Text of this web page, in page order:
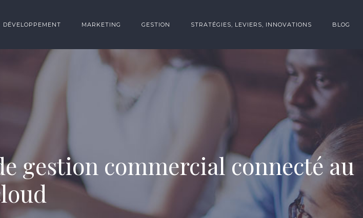
DÉVELOPPEMENT MARKETING GESTION STRATÉGIES, LEVIERS, INNOVATIONS BLOG
gestion commercial connecté au